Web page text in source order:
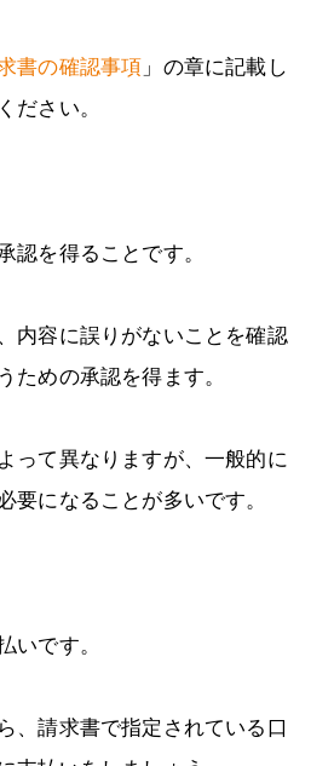
書の確認事項 」の章に記載し
ださい。
認を得ることです。
内容に誤りがないことを確認
ための承認を得ます。
って異なりますが、一般的に
要になることが多いです。
いです。
、請求書で指定されている口